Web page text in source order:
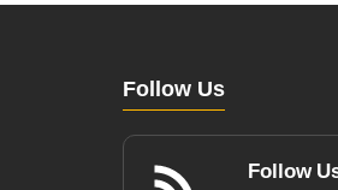
Follow Us
Follow